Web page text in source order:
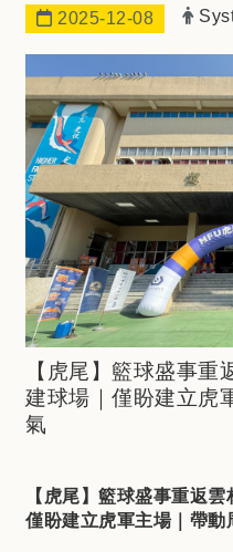
日期：
2025-12-08 發
【虎尾】籃球盛事
建球場｜僅盼建立虎
氣
【虎尾】籃球盛事重返
僅盼建立虎軍主場｜帶動